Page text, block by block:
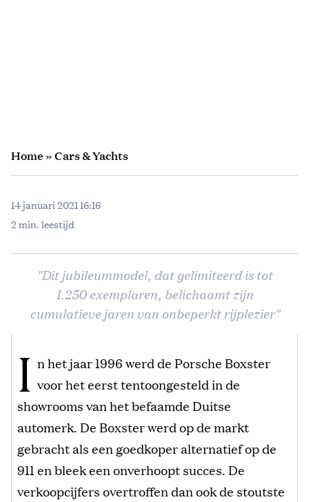
Home»Cars & Yachts
14 januari 2021 16:16
2 min. leestijd
"Dit jubileummodel, dat gelimiteerd is tot
1.250 exemplaren, belichaamt zijn
cumulatieve jaren van onbeperkt rijplezier"
I n het jaar 1996 werd de Porsche Boxster
voor het eerst tentoongesteld in de
showrooms van het befaamde Duitse
automerk. De Boxster werd op de markt
gebracht als een goedkoper alternatief op de
911 en bleek een onverhoopt succes. De
verkoopcijfers overtroffen dan ook de stoutste